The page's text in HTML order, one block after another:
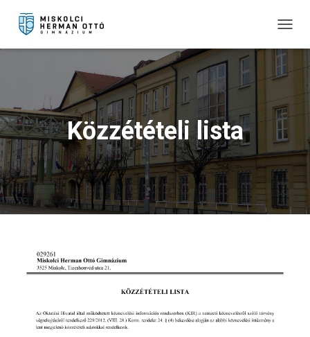
O
G
E
N
A
V
I
G
A
T
I
Közzétételi lista